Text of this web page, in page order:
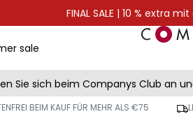
FINAL SALE | 10 % extra
sale
Sie sich beim Companys Club an
BEIM KAUF FÜR MEHR ALS €75